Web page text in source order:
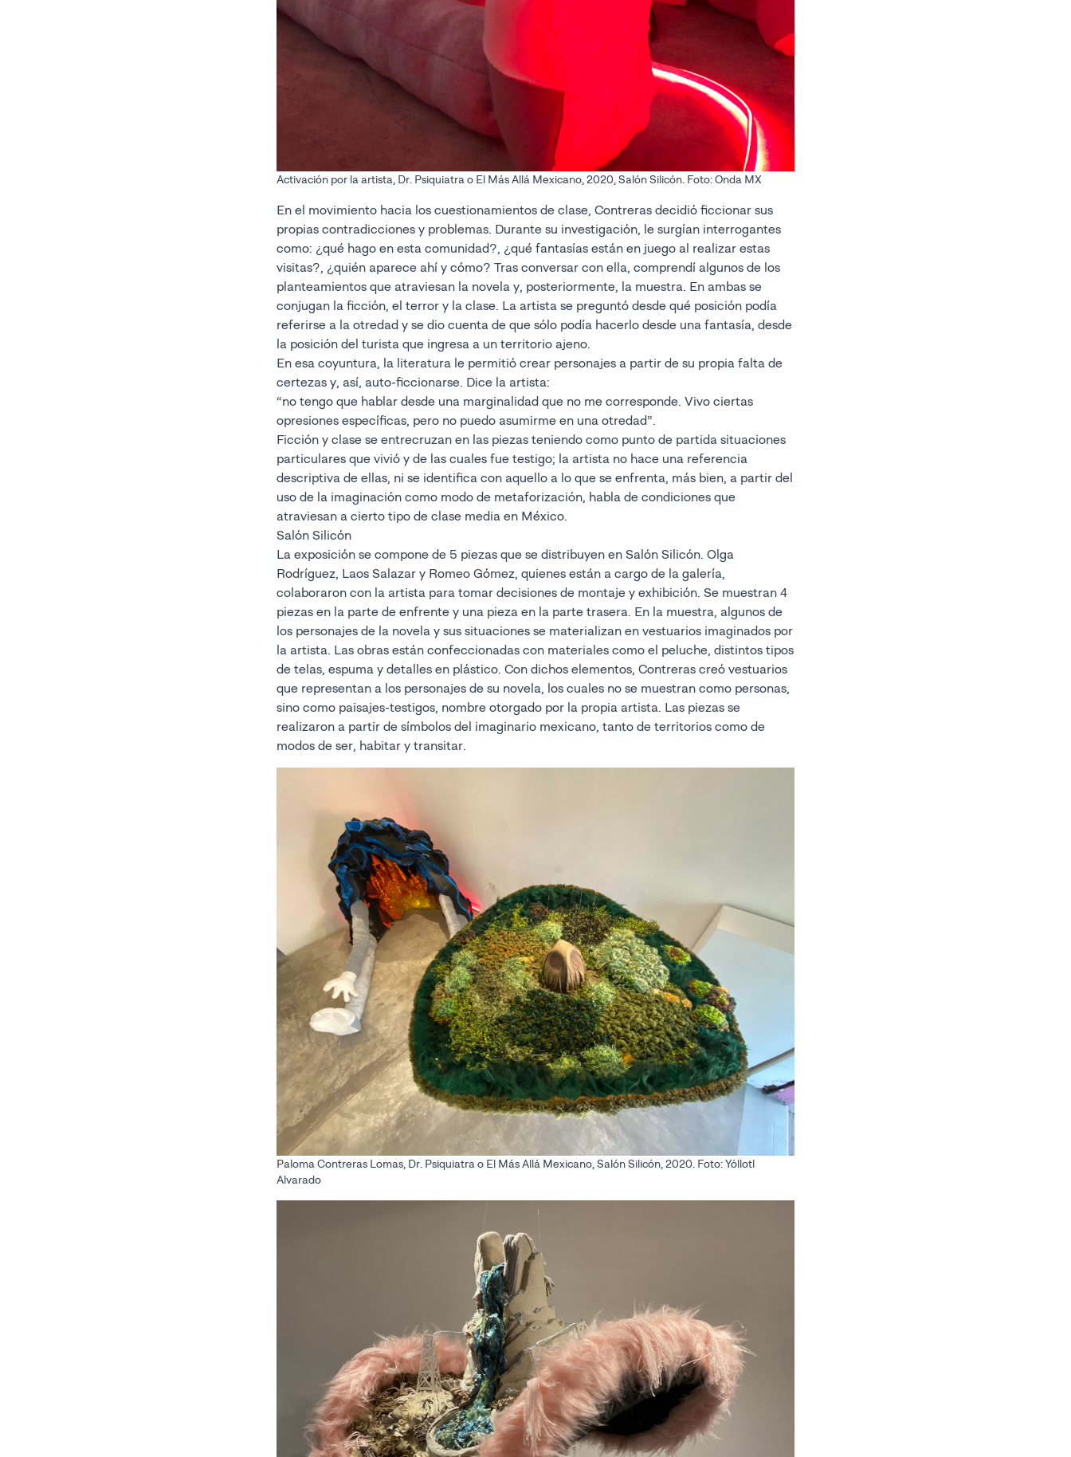
Activación por la artista, Dr. Psiquiatra o El Más Allá Mexicano, 2020, Salón Silicón. Foto: Onda MX
En el movimiento hacia los cuestionamientos de clase, Contreras decidió ficcionar sus
propias contradicciones y problemas. Durante su investigación, le surgían interrogantes
como: ¿qué hago en esta comunidad?, ¿qué fantasías están en juego al realizar estas
visitas?, ¿quién aparece ahí y cómo? Tras conversar con ella, comprendí algunos de los
planteamientos que atraviesan la novela y, posteriormente, la muestra. En ambas se
conjugan la ficción, el terror y la clase. La artista se preguntó desde qué posición podía
referirse a la otredad y se dio cuenta de que sólo podía hacerlo desde una fantasía, desde
la posición del turista que ingresa a un territorio ajeno.
En esa coyuntura, la literatura le permitió crear personajes a partir de su propia falta de
certezas y, así, auto-ficcionarse. Dice la artista:
“no tengo que hablar desde una marginalidad que no me corresponde. Vivo ciertas
opresiones específicas, pero no puedo asumirme en una otredad”.
Ficción y clase se entrecruzan en las piezas teniendo como punto de partida situaciones
particulares que vivió y de las cuales fue testigo; la artista no hace una referencia
descriptiva de ellas, ni se identifica con aquello a lo que se enfrenta, más bien, a partir del
uso de la imaginación como modo de metaforización, habla de condiciones que
atraviesan a cierto tipo de clase media en México.
Salón Silicón
La exposición se compone de 5 piezas que se distribuyen en Salón Silicón. Olga
Rodríguez, Laos Salazar y Romeo Gómez, quienes están a cargo de la galería,
colaboraron con la artista para tomar decisiones de montaje y exhibición. Se muestran 4
piezas en la parte de enfrente y una pieza en la parte trasera. En la muestra, algunos de
los personajes de la novela y sus situaciones se materializan en vestuarios imaginados por
la artista. Las obras están confeccionadas con materiales como el peluche, distintos tipos
de telas, espuma y detalles en plástico. Con dichos elementos, Contreras creó vestuarios
que representan a los personajes de su novela, los cuales no se muestran como personas,
sino como paisajes-testigos, nombre otorgado por la propia artista. Las piezas se
realizaron a partir de símbolos del imaginario mexicano, tanto de territorios como de
modos de ser, habitar y transitar.
Paloma Contreras Lomas, Dr. Psiquiatra o El Más Allá Mexicano, Salón Silicón, 2020. Foto: Yóllotl
Alvarado